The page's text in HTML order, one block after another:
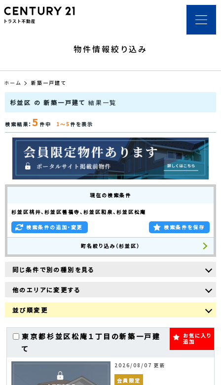
物件情報絞り込み
ホーム 新築一戸建て
杉並区 の 新築一戸建て結果一覧
検索結果： 5 件中 1～5件を表示
現在の検索条件
杉並区桃井、杉並区善福寺、杉並区和泉、杉並区松庵
検索条件の追加・変更 検索条件を保存
町名絞り込み（杉並区）
同じ条件で別の種別を見る
他のエリアに変更する
並び順変更
東京都杉並区松庵１丁目の新築一戸建
て
お気に入り
追加
2026/08/07 更新
会員限定